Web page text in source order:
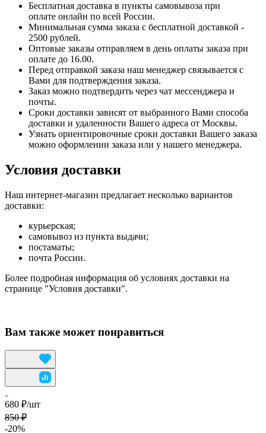
Бесплатная доставка в пункты самовывоза при
оплате онлайн по всей России.
Минимальная сумма заказа с бесплатной доставкой -
2500 рублей.
Оптовые заказы отправляем в день оплаты заказа при
оплате до 16.00.
Перед отправкой заказа наш менеджер связывается с
Вами для подтверждения заказа.
Заказ можно подтвердить через чат мессенджера и
почты.
Сроки доставки зависят от выбранного Вами способа
доставки и удаленности Вашего адреса от Москвы.
Узнать ориентировочные сроки доставки Вашего заказа
можно оформлении заказа или у нашего менеджера.
Условия доставки
Наш интернет-магазин предлагает несколько вариантов
доставки:
курьерская;
самовывоз из пункта выдачи;
постаматы;
почта России.
Более подробная информация об условиях доставки на
странице "Условия доставки".
Вам также может понравиться
680 ₽/шт
850 ₽
-20%